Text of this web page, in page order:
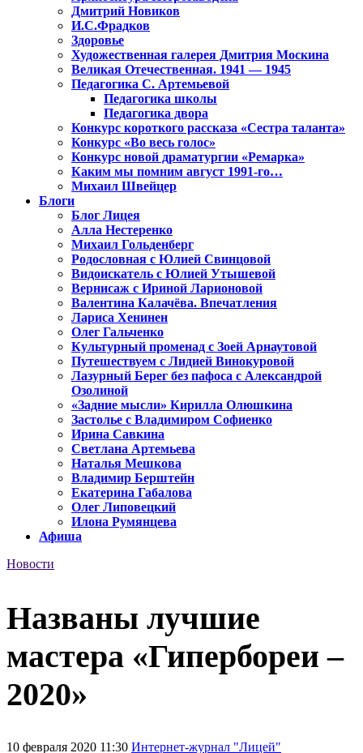
Дмитрий Новиков
И.С.Фрадков
Здоровье
Художественная галерея Дмитрия Москина
Великая Отечественная. 1941 — 1945
Педагогика С. Артемьевой
Педагогика школы
Педагогика двора
Конкурс короткого рассказа «Сестра таланта»
Конкурс «Во весь голос»
Конкурс новой драматургии «Ремарка»
Каким мы помним август 1991-го…
Михаил Швейцер
Блоги
Блог Лицея
Алла Нестеренко
Михаил Гольденберг
Родословная с Юлией Свинцовой
Видоискатель с Юлией Утышевой
Вернисаж с Ириной Ларионовой
Валентина Калачёва. Впечатления
Лариса Хенинен
Олег Гальченко
Культурный променад с Зоей Арнаутовой
Путешествуем с Лидией Винокуровой
Лазурный Берег без пафоса с Александрой
Озолиной
«Задние мысли» Кирилла Олюшкина
Застолье с Владимиром Софиенко
Ирина Савкина
Светлана Артемьева
Наталья Мешкова
Владимир Берштейн
Екатерина Габалова
Олег Липовецкий
Илона Румянцева
Афиша
Новости
Названы лучшие
мастера «Гипербореи –
2020»
10 февраля 2020 11:30 Интернет-журнал "Лицей"